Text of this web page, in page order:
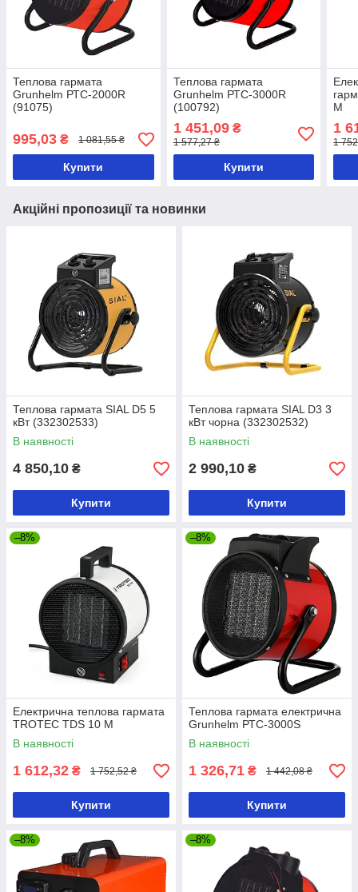
Теплова гармата
Grunhelm РТС-2000R
(91075)
995,03 ₴ 1 081,55 ₴
Купити
Теплова гармата
Grunhelm РТС-3000R
(100792)
1 451,09₴
1 577,27 ₴
Купити
M
1
1
Акційні пропозиції та новинки
Теплова гармата SIAL D5 5
кВт (332302533)
В наявності
4 850,10 ₴
Купити
Теплова гармата SIAL D3 3
кВт чорна (332302532)
В наявності
2 990,10 ₴
Купити
–8%
Електрична теплова гармата
TROTEC TDS 10 M
В наявності
1 612,32 ₴ 1 752,52 ₴
Купити
–8%
Теплова гармата електрична
Grunhelm РТС-3000S
В наявності
1 326,71 ₴ 1 442,08 ₴
Купити
–8% –8%